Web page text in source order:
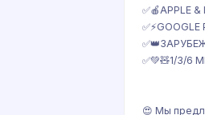
✅🍎APPLE
✅💚🧸1/3/6
😍 Мы